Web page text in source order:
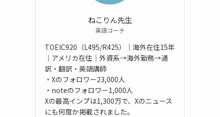
ねこりん先生
英語コーチ
TOEIC920（L495/R425）｜海外在住15年
｜アメリカ在住｜外資系→海外勤務→通
訳・翻訳・英語講師
・Xのフォロワー23,000人
・noteのフォロワー1,000人
Xの最高インプは1,300万で、Xのニュース
にも何度か掲載されました。